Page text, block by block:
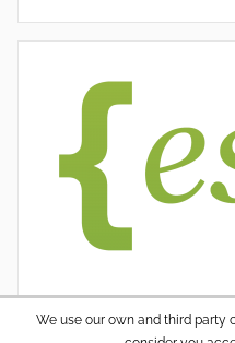
We use our own and third party